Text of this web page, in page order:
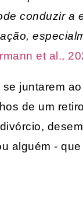
conduzir a
et al.,
juntarem
de um
alguém -